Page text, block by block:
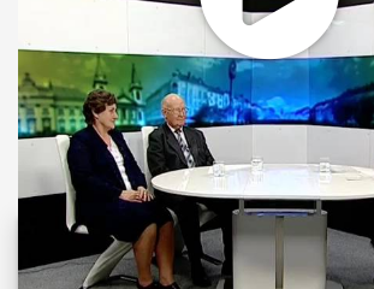
MEGOSZTÁS
Videóink megtekinthetőek
Youtube-csatornánkon is!